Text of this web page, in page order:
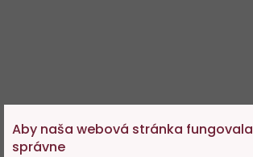
Aby naša webová stránka fungovala
správne